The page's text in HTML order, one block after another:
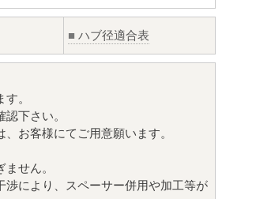
■ ハブ径適合表
。
下さい。
お客様にてご用意願います。
せん。
により、スペーサー併用や加工等が